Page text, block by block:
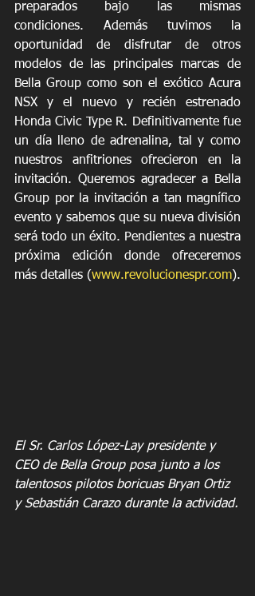
preparados bajo las mismas
condiciones. Además tuvimos la
oportunidad de disfrutar de otros
modelos de las principales marcas de
Bella Group como son el exótico Acura
NSX y el nuevo y recién estrenado
Honda Civic Type R. Definitivamente fue
un día lleno de adrenalina, tal y como
nuestros anfitriones ofrecieron en la
invitación. Queremos agradecer a Bella
Group por la invitación a tan magnífico
evento y sabemos que su nueva división
será todo un éxito. Pendientes a nuestra
próxima edición donde ofreceremos
más detalles (www.revolucionespr.com
El Sr. Carlos López-Lay presidente y
CEO de Bella Group posa junto a los
talentosos pilotos boricuas Bryan Ortiz
y Sebastián Carazo durante la actividad.